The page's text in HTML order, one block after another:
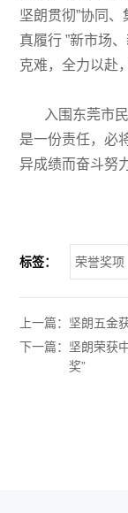
坚朗贯彻”协同
真履行 ”新市场
克难，全力以赴
入围东莞市民
是一份责任，必
异成绩而奋斗努
标签： 荣誉奖项
上一篇： 坚朗五金
下一篇： 坚朗荣获
奖”